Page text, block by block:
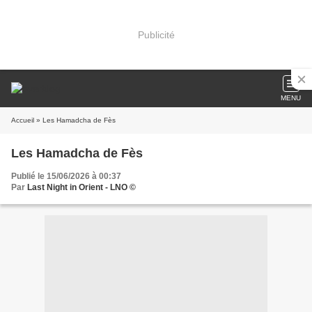
Publicité
MENU
Accueil » Les Hamadcha de Fès
Les Hamadcha de Fès
Publié le 15/06/2026 à 00:37
Par Last Night in Orient - LNO ©